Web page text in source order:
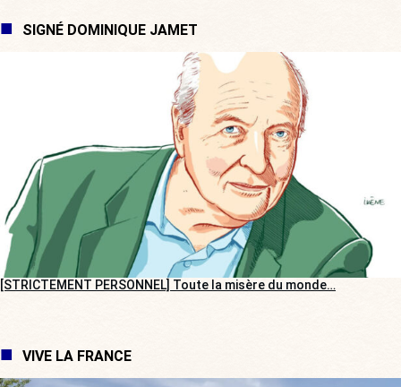
SIGNÉ DOMINIQUE JAMET
[STRICTEMENT PERSONNEL] Toute la misère du monde…
VIVE LA FRANCE